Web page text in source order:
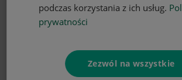
podczas korzystania z ich usług.
prywatności
Zezwól na wszystkie